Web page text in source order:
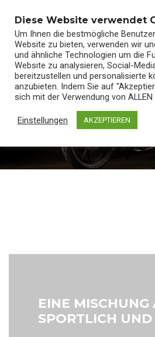
FSR
Home FSR 125CC COOL
EINE MISCHUNG
SPORTLICH
Diese Website verwendet
Um Ihnen die bestmögliche
Website zu bieten, verwenden wir
und ähnliche Technologien um die
Website zu analysieren, Social-
bereitzustellen und personalisierte
anzubieten. Indem Sie auf
sich mit der Verwendung von
Einstellungen AKZEPTIEREN